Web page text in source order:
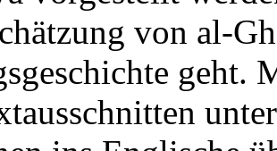
von al-
geht.